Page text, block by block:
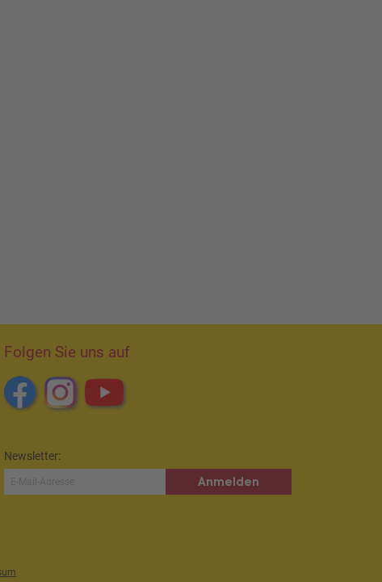
Folgen Sie uns auf
Newsletter:
Anmelden